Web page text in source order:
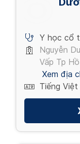
Y học cổ
Nguyễn
Vấp Tp
Xem địa
Tiếng Việt